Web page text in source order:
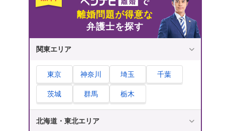
離婚問題が得意な
弁護士を探す
関東エリア
東京 神奈川 埼玉 千葉
茨城 群馬 栃木
北海道・東北エリア